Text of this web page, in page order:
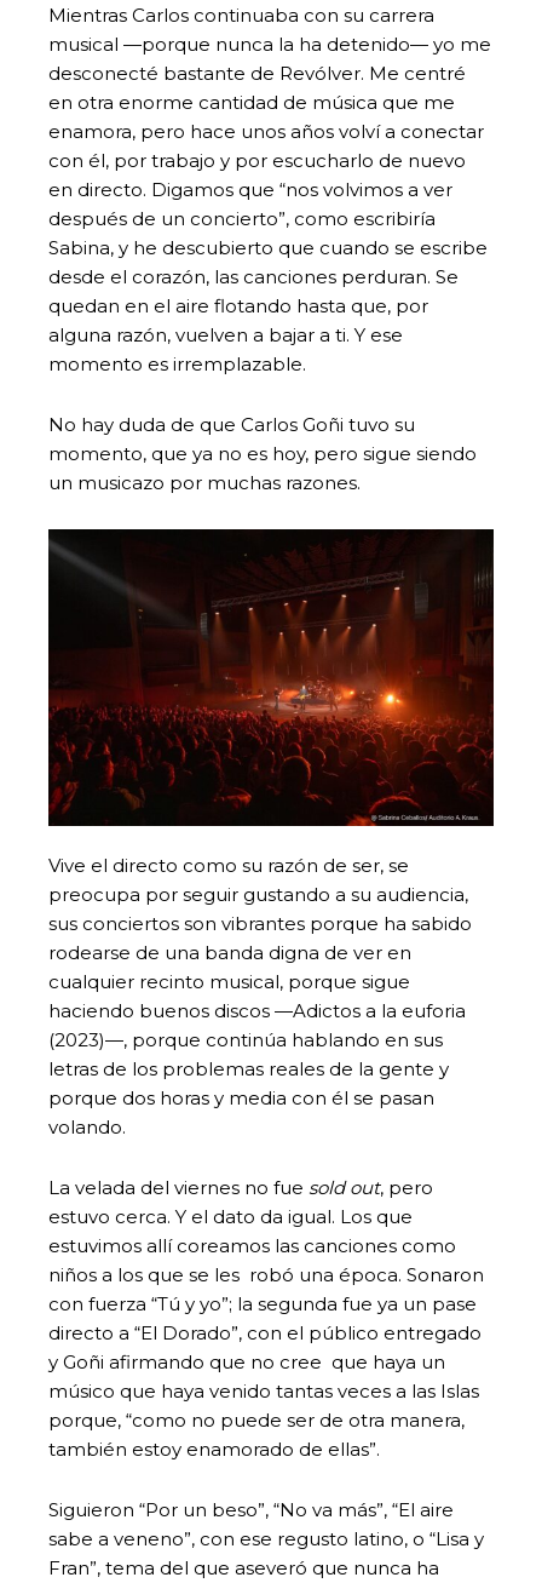
Mientras Carlos continuaba con su carrera
musical —porque nunca la ha detenido— yo me
desconecté bastante de Revólver. Me centré
en otra enorme cantidad de música que me
enamora, pero hace unos años volví a conectar
con él, por trabajo y por escucharlo de nuevo
en directo. Digamos que “nos volvimos a ver
después de un concierto”, como escribiría
Sabina, y he descubierto que cuando se escribe
desde el corazón, las canciones perduran. Se
quedan en el aire flotando hasta que, por
alguna razón, vuelven a bajar a ti. Y ese
momento es irremplazable.
No hay duda de que Carlos Goñi tuvo su
momento, que ya no es hoy, pero sigue siendo
un musicazo por muchas razones.
Vive el directo como su razón de ser, se
preocupa por seguir gustando a su audiencia,
sus conciertos son vibrantes porque ha sabido
rodearse de una banda digna de ver en
cualquier recinto musical, porque sigue
haciendo buenos discos —Adictos a la euforia
(2023)—, porque continúa hablando en sus
letras de los problemas reales de la gente y
porque dos horas y media con él se pasan
volando.
La velada del viernes no fue sold out, pero
estuvo cerca. Y el dato da igual. Los que
estuvimos allí coreamos las canciones como
niños a los que se les robó una época. Sonaron
con fuerza “Tú y yo”; la segunda fue ya un pase
directo a “El Dorado”, con el público entregado
y Goñi afirmando que no cree que haya un
músico que haya venido tantas veces a las Islas
porque, “como no puede ser de otra manera,
también estoy enamorado de ellas”.
Siguieron “Por un beso”, “No va más”, “El aire
sabe a veneno”, con ese regusto latino, o “Lisa y
Fran”, tema del que aseveró que nunca ha